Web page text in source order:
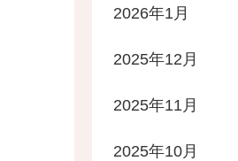
2026年1月
2025年12月
2025年11月
2025年10月